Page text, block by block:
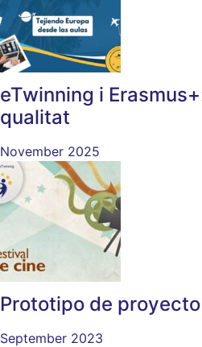
eTwinning i
qualitat
November 2025
Prototipo de
September 2023